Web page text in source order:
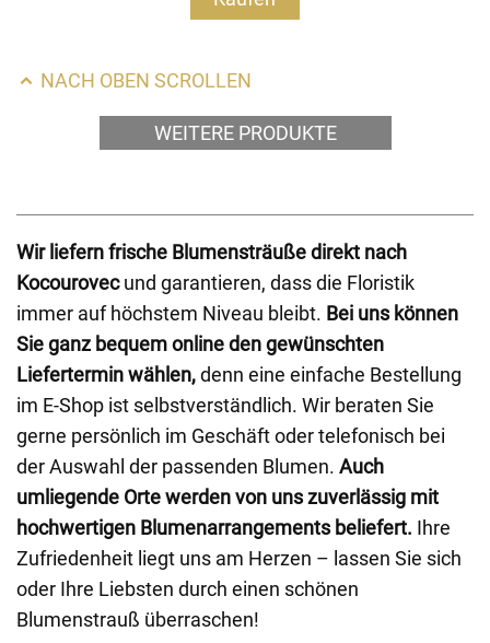
NACH OBEN SCROLLEN
WEITERE PRODUKTE
Wir liefern frische Blumensträuße direkt nach
Kocourovecund garantieren, dass die Floristik
immer auf höchstem Niveau bleibt. Bei uns können
Sie ganz bequem online den gewünschten
Liefertermin wählen,denn eine einfache Bestellung
im E-Shop ist selbstverständlich. Wir beraten Sie
gerne persönlich im Geschäft oder telefonisch bei
der Auswahl der passenden Blumen. Auch
umliegende Orte werden von uns zuverlässig mit
hochwertigen Blumenarrangements beliefert. Ihre
Zufriedenheit liegt uns am Herzen – lassen Sie sich
oder Ihre Liebsten durch einen schönen
Blumenstrauß überraschen!